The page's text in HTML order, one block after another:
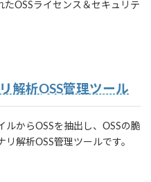
OSSライセンス＆セキュリテ
解析OSS管理ツール
ルからOSSを抽出し、OSSの脆
解析OSS管理ツールです。